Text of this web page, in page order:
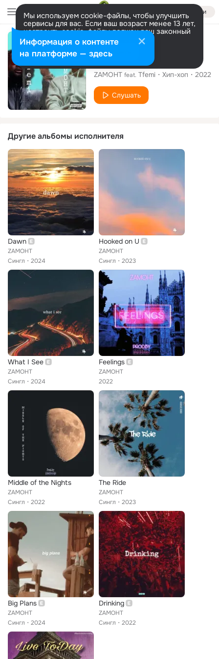
Войти
Мы используем cookie-файлы, чтобы улучшить
сервисы для вас. Если ваш возраст менее 13 лет,
настроить cookie-файлы должен ваш законный
представитель. Больше информации
Разрешить все Настроить
Сингл
You Deserve
ZAMOHT feat. Tfemi Хип-хоп 2022
Слушать
Другие альбомы исполнителя
Dawn
ZAMOHT
Сингл
2024
Hooked on U
ZAMOHT
Сингл
2023
What I See
ZAMOHT
Сингл
2024
Feelings
ZAMOHT
2022
Middle of the Nights
ZAMOHT
Сингл
2022
The Ride
ZAMOHT
Сингл
2023
Big Plans
ZAMOHT
Сингл
2024
Drinking
ZAMOHT
Сингл
2022
Информация о контенте
на платформе — здесь